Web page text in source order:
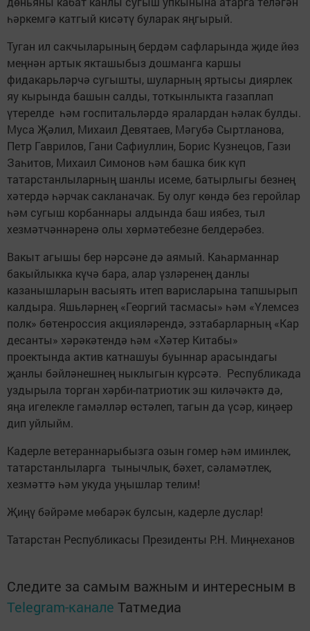
һәркемгә катгый кисәтү буларак яңгырый.
Туган ил сакчыларының бердәм сафларында җиде йөз
меңнән артык якташыбыз дошманга каршы
фидакарьләрчә сугышты, шуларның яртысы диярлек
яу кырында башын салды, тоткынлыкта газаплап
үтерелде һәм госпитальләрдә яралардан һәлак булды.
Муса Җәлил, Михаил Девятаев, Мәгубә Сыртланова,
Петр Гаврилов, Гани Сафиуллин, Борис Кузнецов, Гази
Заһитов, Михаил Симонов һәм башка бик күп
татарстанлыларның шанлы исеме, батырлыгы безнең
хәтердә һәрчак сакланачак. Бу олуг көндә без геройлар
һәм сугыш корбаннары алдында баш иябез, тыл
хезмәтчәннәренә олы хөрмәтебезне белдерәбез.
Вакыт агышы бер нәрсәне дә аямый. Каһарманнар
бакыйлыкка күчә бара, алар үзләренең данлы
казанышларын васыять итеп варисларына тапшырып
калдыра. Яшьләрнең «Георгий тасмасы» һәм «Үлемсез
полк» бөтенроссия акцияләрендә, эзтабарларның «Кар
десанты» хәрәкәтендә һәм «Хәтер Китабы»
проектында актив катнашуы буыннар арасындагы
җанлы бәйләнешнең ныклыгын күрсәтә. Республикада
уздырыла торган хәрби-патриотик эш киләчәктә дә,
яңа игелекле гамәлләр өстәлеп, тагын да үсәр, киңәер
дип уйлыйм.
Кадерле ветераннарыбызга озын гомер һәм иминлек,
татарстанлыларга тынычлык, бәхет, сәламәтлек,
хезмәттә һәм укуда уңышлар телим!
Җиңү бәйрәме мөбарәк булсын, кадерле дуслар!
Татарстан Республикасы Президенты Р.Н. Миңнеханов
Следите за самым важным и интересным в
Telegram-канале Татмедиа